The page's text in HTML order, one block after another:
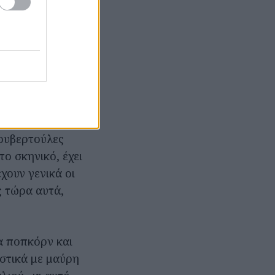
του εποχή
έκαναν
που
σκηνικό, έχει
γενικά οι
τώρα αυτά,
ποπκόρν και
με μαύρη